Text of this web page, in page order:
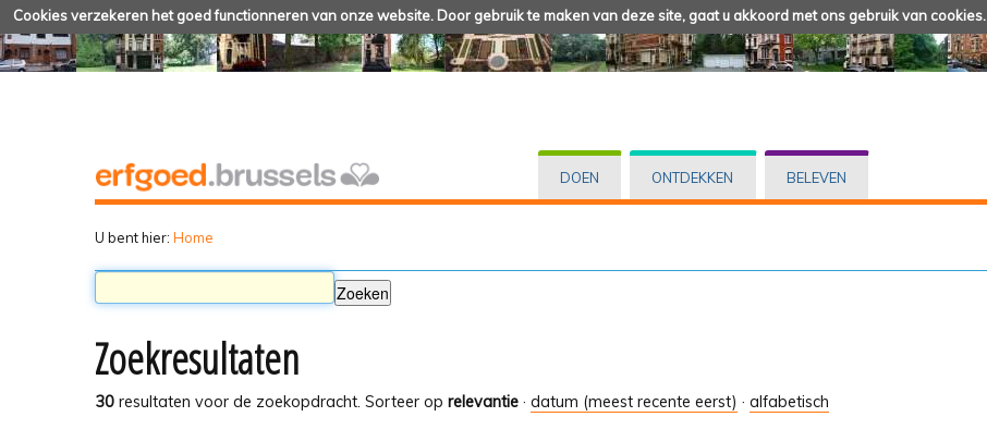
Cookies verzekeren het goed functionneren van onze website. Door gebruik te maken van deze site, gaat u akkoord met ons gebruik van cookies.
DOEN ONTDEKKEN BELEVEN
U bent hier: Home
Zoekresultaten
30 resultaten voor de zoekopdracht. Sorteer op relevantie · datum (meest recente eerst) · alfabetisch